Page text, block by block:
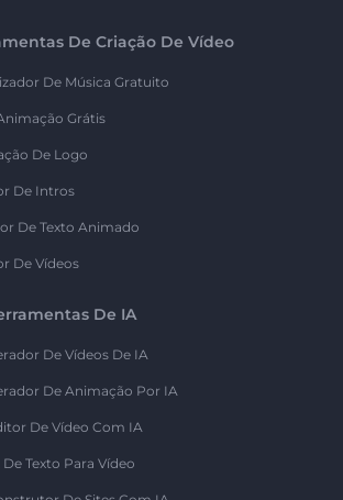
De Criação De Vídeo
De Música Gratuito
Grátis
De Logo
De Intros
De Texto Animado
De Vídeos
De IA
De Vídeos De IA
De Animação Por IA
De Vídeo Com IA
De Texto Para Vídeo